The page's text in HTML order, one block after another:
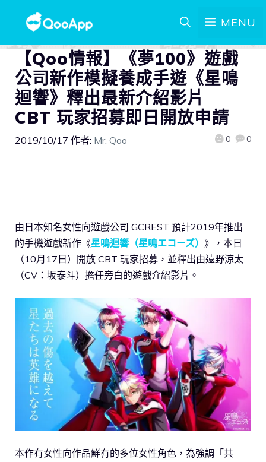
MENU
【Qoo情報】《夢100》遊戲
公司新作模擬養成手遊《星鳴
迴響》釋出最新介紹影片
CBT 玩家招募即日開放申請
2019/10/17 作者: Mr. Qoo 0 0
由日本知名女性向遊戲公司 GCREST 預計2019年推出
的手機遊戲新作《星鳴迴響（星鳴エコーズ） 》，本日
（10月17日）開放 CBT 玩家招募，並釋出由遠野涼太
（CV：坂泰斗）擔任旁白的遊戲介紹影片。
本作有女性向作品鮮有的多位女性角色，為強調「共